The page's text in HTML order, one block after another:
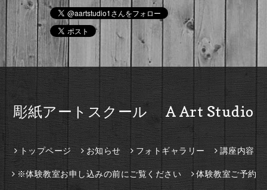
彫紙アートスクール A Art Studio
トップページ お知らせ フォトギャラリー 講座内容
※体験教室お申し込みの前にご覧ください 体験教室ご予約